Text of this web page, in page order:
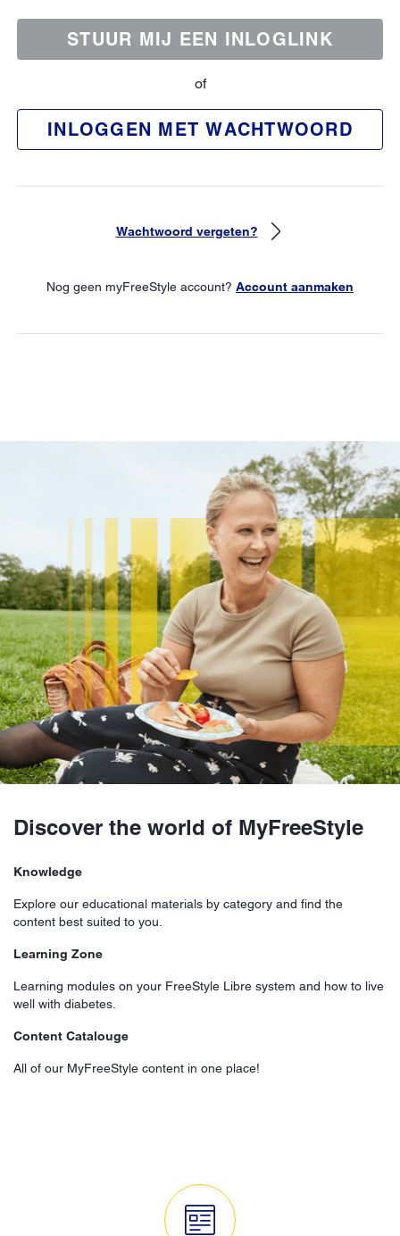
STUUR MIJ EEN INLOGLINK
of
INLOGGEN MET WACHTWOORD
Wachtwoord vergeten?
Nog geen myFreeStyle account? Account aanmaken
Discover the world of MyFreeStyle
Knowledge
Explore our educational materials by category and find the
content best suited to you.
Learning Zone
Learning modules on your FreeStyle Libre system and how to live
well with diabetes.
Content Catalouge
All of our MyFreeStyle content in one place!